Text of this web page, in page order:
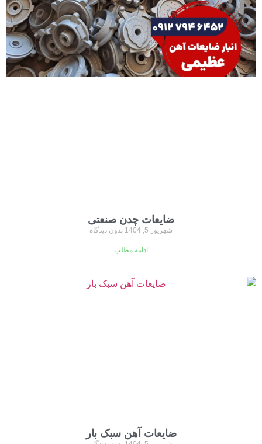
ضایعات چدن صنعتی
شهریور 5, 1404 بدون دیدگاه
ادامه مطلب
ضایعات آهن سبک بار